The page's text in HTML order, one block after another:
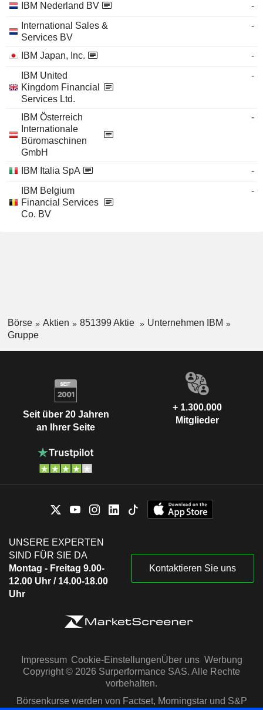
IBM Nederland BV
-
International Sales &
Services BV
-
IBM Japan, Inc.
-
IBM United
Kingdom Financial
Services Ltd.
-
IBM Österreich
Internationale
Büromaschinen
GmbH
-
IBM Italia SpA
-
IBM Belgium
Financial Services
Co. BV
-
Börse Aktien 851399 Aktie
Unternehmen IBM
Gruppe
Seit über 20 Jahren
an Ihrer Seite
+ 1.300.000
Mitglieder
UNSERE EXPERTEN
SIND FÜR SIE DA
Montag - Freitag 9.00-
12.00 Uhr / 14.00-18.00
Uhr
Kontaktieren Sie uns
Impressum Cookie-EinstellungenÜber uns Werbung
Copyright © 2026 Surperformance SAS. Alle Rechte
vorbehalten.
Börsenkurse werden von Factset, Morningstar und S&P